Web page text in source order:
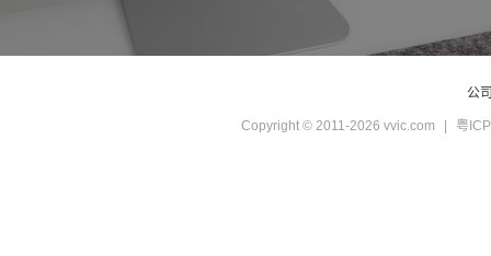
公
Copyright © 2011-2026 vvic.com 粤